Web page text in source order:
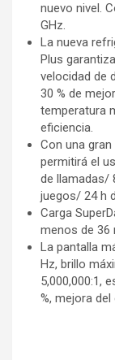
nuevo nivel.
GHz.
La nueva
Plus
velocidad de
30 % de
temperatura
eficiencia.
Con una
permitirá el
de llamadas/
juegos/ 24 h
Carga
menos de 36
La pantalla
Hz, brillo
5,000,000:1,
%, mejora